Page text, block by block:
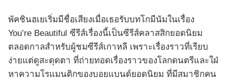
พัคชินฮเยเริ่มมีชื่อเสียงเมื่อเธอรับบทโกมีนัมในเรื่อง
You’re Beautiful ซีรีส์เรื่องนี้เป็นซีรีส์คลาสสิกยอดนิยม
ตลอดกาลสำหรับผู้ชมซีรีส์เกาหลี เพราะเรื่องราวที่เรียบ
ง่ายแต่ดูสะดุดตา ที่ถ่ายทอดเรื่องราวของโลกดนตรีและใฝ่
หาความโรแมนติกของบอยแบนด์ยอดนิยม ที่มีสมาชิกคน